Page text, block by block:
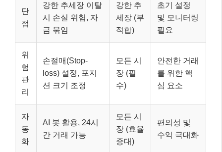
단
점
강한 추세장 이탈
시 손실 위험, 자
금 묶임
강한 추
세장 (부
적합)
초기 설정
및 모니터링
필요
위
험
관
리
손절매(Stop-
loss) 설정, 포지
션 크기 조정
모든 시
장 (필
수)
안전한 거래
를 위한 핵
심 요소
자
동
화
AI 봇 활용, 24시
간 거래 가능
모든 시
장 (효율
증대)
편의성 및
수익 극대화